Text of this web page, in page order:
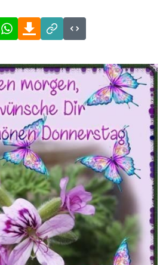
FacebookWhatsAppDownload
Link
Code